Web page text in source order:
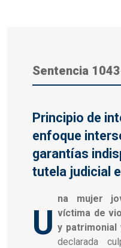
Sentencia
Principio de
enfoque
garantías
tutela judicial
U
na mujer
víctima de
y patrimonial
declarada